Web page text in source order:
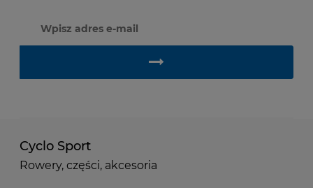
Cyclo Sport
Rowery, części, akcesoria